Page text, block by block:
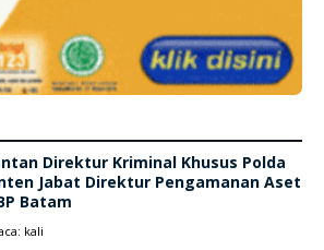
Direktur Kriminal Khusus Polda
Jabat Direktur Pengamanan Aset
Batam
kali